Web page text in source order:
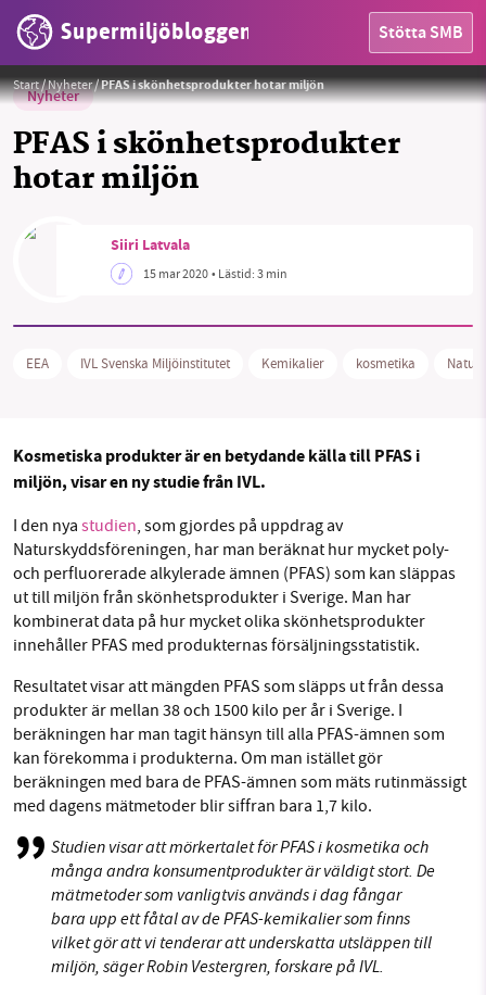
Supermiljöbloggen Stötta SMB
OMRÅDEN
OM OSS
Sök Sparade inlägg Tipsa oss
Facebook Instagram
Threads LinkedIn
Start/Nyheter/PFAS i skönhetsprodukter hotar miljön
Nyheter
PFAS i skönhetsprodukter
hotar miljön
Foto:Pexels
Siiri Latvala
15 mar 2020• Lästid:3 min
EEA IVL Svenska Miljöinstitutet Kemikalier kosmetika
Kosmetiska produkter är en betydande källa till PFAS i
miljön, visar en ny studie från IVL.
I den nya studien, som gjordes på uppdrag av
Naturskyddsföreningen, har man beräknat hur mycket poly-
och perfluorerade alkylerade ämnen (PFAS) som kan släppas
ut till miljön från skönhetsprodukter i Sverige. Man har
kombinerat data på hur mycket olika skönhetsprodukter
innehåller PFAS med produkternas försäljningsstatistik.
Resultatet visar att mängden PFAS som släpps ut från dessa
produkter är mellan 38 och 1500 kilo per år i Sverige. I
beräkningen har man tagit hänsyn till alla PFAS-ämnen som
kan förekomma i produkterna. Om man istället gör
beräkningen med bara de PFAS-ämnen som mäts rutinmässigt
med dagens mätmetoder blir siffran bara 1,7 kilo.
Studien visar att mörkertalet för PFAS i kosmetika och
många andra konsumentprodukter är väldigt stort. De
mätmetoder som vanligtvis används i dag fångar
bara upp ett fåtal av de PFAS-kemikalier som finns
vilket gör att vi tenderar att underskatta utsläppen till
miljön, säger Robin Vestergren, forskare på IVL.
SMB kämpar för en hållbar framtid. Sedan
starten 2010 har vår ideella redaktion drivit
miljödebatten framåt genom
nyhetsbevakning och granskningar. Nu vill vi
utveckla vårt arbete – och vi hoppas att du
vill hjälpa oss.
Stötta vårt arbete genom att swisha en slant till
1231368703
Läs vad vi vill göra